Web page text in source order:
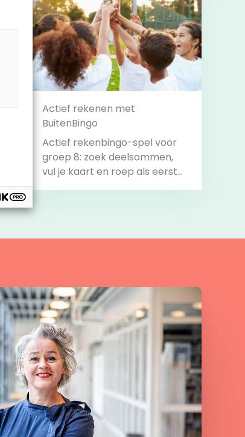
Actief rekenen met
BuitenBingo
Actief rekenbingo-spel voor
groep 8: zoek deelsommen,
vul je kaart en roep als eerste